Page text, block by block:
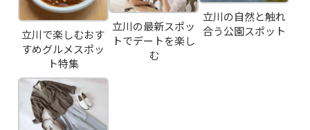
PICK UP WINE
MENU
SNS
立川で楽しむおす
すめグルメスポッ
ト特集
立川の最新スポッ
トでデートを楽し
む
立川の自然と触れ
合う公園スポット